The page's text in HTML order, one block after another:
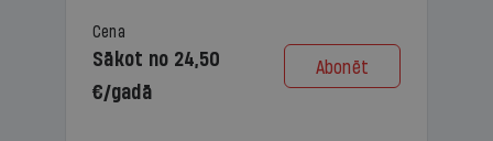
Cena
Sākot no 24,50
€/gadā
Abonēt